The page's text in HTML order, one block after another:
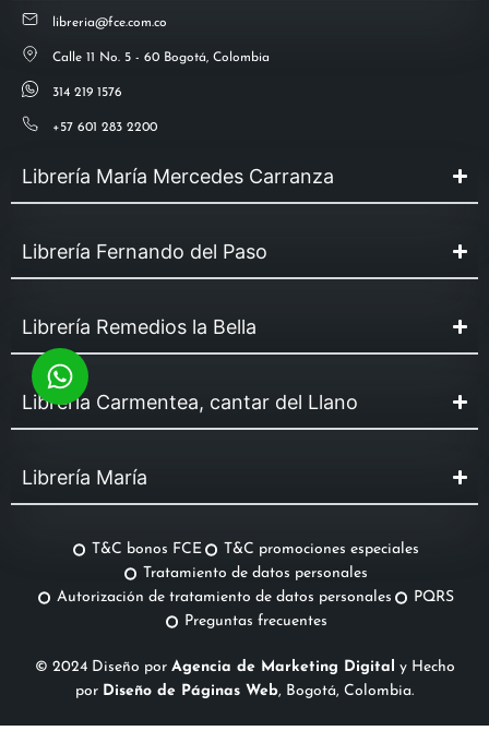
libreria@fce.com.co
Calle 11 No. 5 - 60 Bogotá, Colombia
314 219 1576
+57 601 283 2200
Librería María Mercedes Carranza
Librería Fernando del Paso
Librería Remedios la Bella
Librería Carmentea, cantar del Llano
Librería María
T&C bonos FCE
T&C promociones especiales
Tratamiento de datos personales
Autorización de tratamiento de datos personales
PQRS
Preguntas frecuentes
© 2024 Diseño por Agencia de Marketing Digital y Hecho
por Diseño de Páginas Web, Bogotá, Colombia.